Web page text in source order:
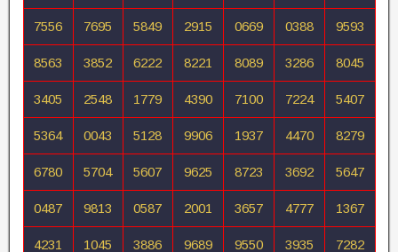
7556 7695 5849 2915 0669 0388 9593
8563 3852 6222 8221 8089 3286 8045
3405 2548 1779 4390 7100 7224 5407
5364 0043 5128 9906 1937 4470 8279
6780 5704 5607 9625 8723 3692 5647
0487 9813 0587 2001 3657 4777 1367
4231 1045 3886 9689 9550 3935 7282